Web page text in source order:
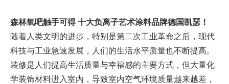
森林氧吧触手可得 十大负离子艺术涂料品牌德国凯瑟！
随着人类文明的进步，特别是第二次工业革命之后，现代
科技与工业急速发展，人们的生活水平质量也不断提高。
装修是人们提高生活质量与幸福感的主要方式，但大量化
学装饰材料进入室内，导致室内空气环境质量越来越差，